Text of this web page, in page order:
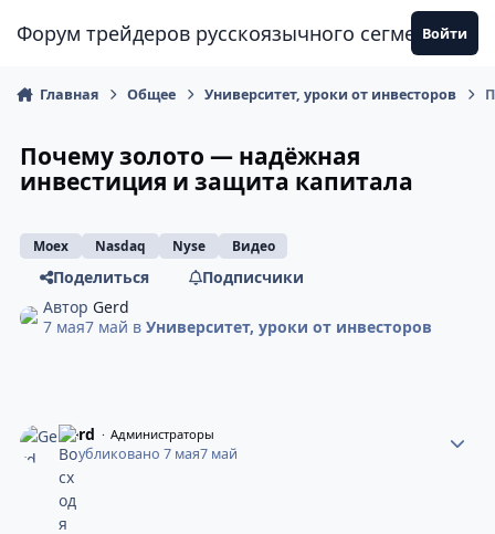
Форум трейдеров русскоязычного сегмента
Войти
Главная Общее Университет, уроки от инвесторов
Почему золото — надёжная
инвестиция и защита капитала
Moex Nasdaq Nyse Видео
Поделиться
Подписчики
Автор Gerd
7 мая7 май вУниверситет, уроки от инвесторов
Gerd Администраторы
Опубликовано7 мая7 май